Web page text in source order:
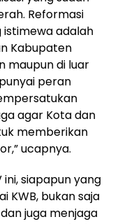
Reformasi
adalah
Kabupaten
maupun di luar
peran
agar Kota dan
memberikan
ucapnya.
siapapun yang
KWB, bukan saja
juga menjaga